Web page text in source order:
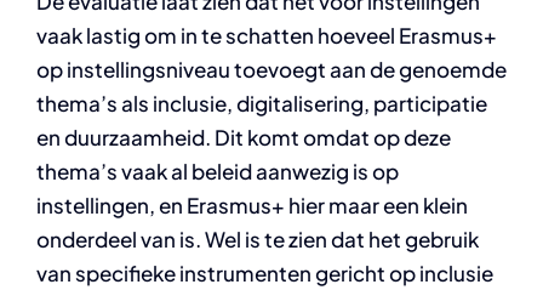
vaak lastig om in te schatten hoeveel Erasmus+
op instellingsniveau toevoegt aan de genoemde
thema’s als inclusie, digitalisering, participatie
en duurzaamheid. Dit komt omdat op deze
thema’s vaak al beleid aanwezig is op
instellingen, en Erasmus+ hier maar een klein
onderdeel van is. Wel is te zien dat het gebruik
van specifieke instrumenten gericht op inclusie